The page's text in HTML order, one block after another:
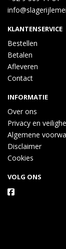
KLANTENSERVICE
Bestellen
Betalen
Afleveren
Contact
INFORMATIE
Over ons
Privacy en
Algemene
Disclaimer
Cookies
VOLG ONS